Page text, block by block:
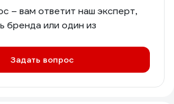
– вам ответит наш эксперт,
бренда или один из
Задать вопрос